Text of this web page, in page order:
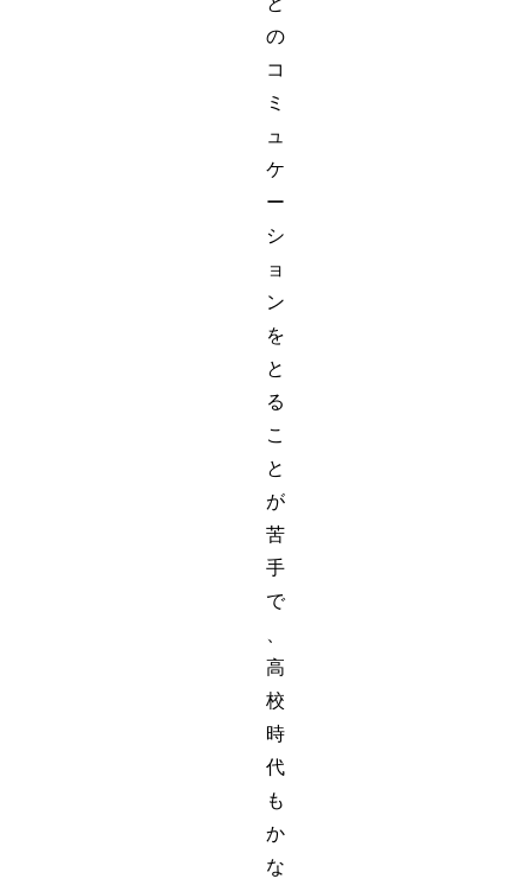
の
コ
ミ
ュ
ケ
ー
シ
ョ
ン
を
と
る
こ
と
が
苦
手
で
高
校
時
代
も
か
な